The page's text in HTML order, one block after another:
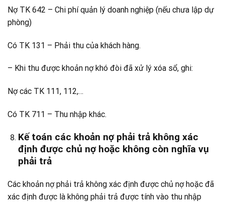
Nợ TK 642 – Chi phí quản lý doanh nghiệp (nếu chưa lập dự
phòng)
Có TK 131 – Phải thu của khách hàng.
– Khi thu được khoản nợ khó đòi đã xử lý xóa sổ, ghi:
Nợ các TK 111, 112,…
Có TK 711 – Thu nhập khác.
Kế toán các khoản nợ phải trả không xác
định được chủ nợ hoặc không còn nghĩa vụ
phải trả
Các khoản nợ phải trả không xác định được chủ nợ hoặc đã
xác định được là không phải trả được tính vào thu nhập